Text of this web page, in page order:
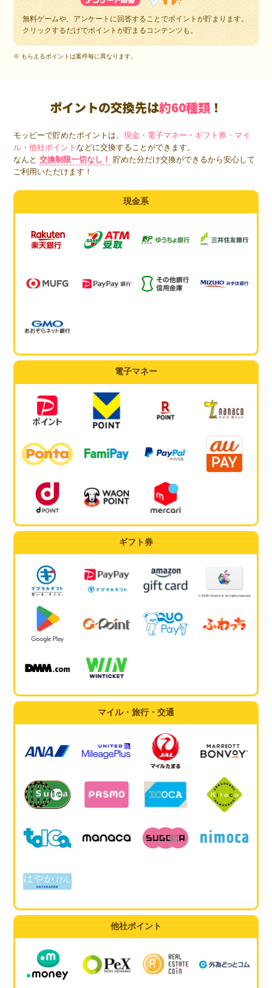
無料ゲームや、アンケートに回答することでポイントが貯まります。
クリックするだけでポイントが貯まるコンテンツも。
※ もらえるポイントは案件毎に異なります。
ポイントの交換先は約60種類 ！
モッピーで貯めたポイントは、現金・電子マネー・ギフト券・マイ
ル・他社ポイントなどに交換することができます。
なんと 交換制限一切なし！
貯めた分だけ交換ができるから安心して
ご利用いただけます！
現金系
電子マネー
ギフト券
マイル・旅行・交通
他社ポイント